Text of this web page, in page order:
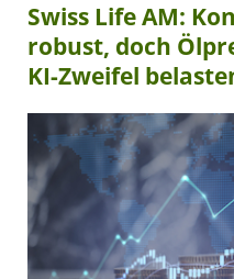
Swiss Life AM:
robust, doch
KI-Zweifel